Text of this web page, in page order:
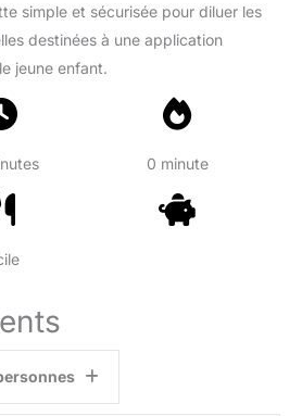
simple et sécurisée pour diluer les
destinées à une application
jeune enfant.
0 minute